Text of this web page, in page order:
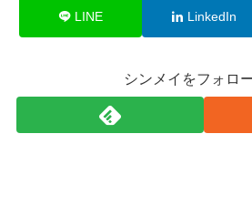
LINE LinkedIn
シンメイをフォロ